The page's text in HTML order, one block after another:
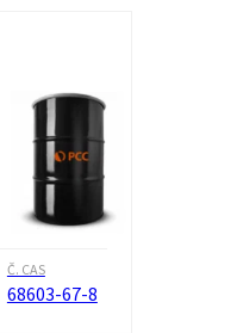
Č. CAS
68603-67-8